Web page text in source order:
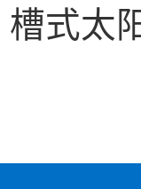
槽式太